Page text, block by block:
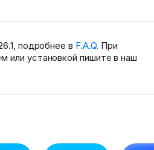
подробнее в F.A.Q. При
или установкой пишите в наш